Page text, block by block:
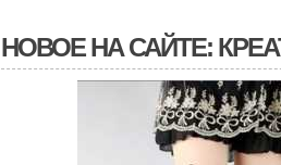
НОВОЕ НА САЙТЕ: